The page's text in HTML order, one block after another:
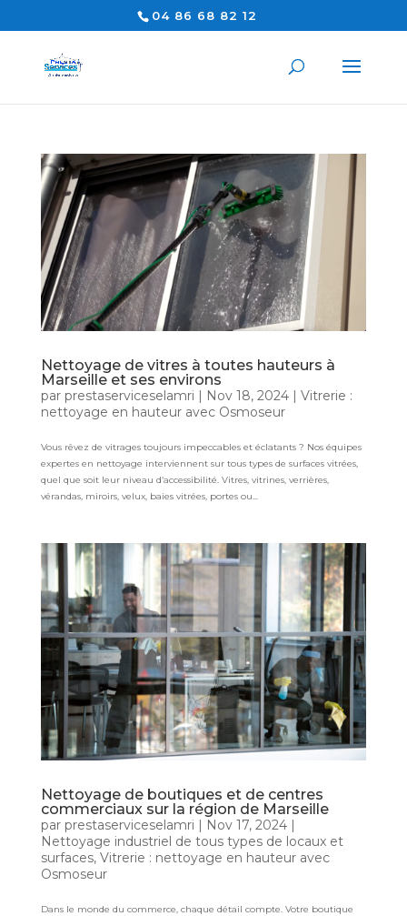
04 86 68 82 12
Nettoyage de vitres à toutes hauteurs à
Marseille et ses environs
par prestaserviceselamri | Nov 18, 2024| Vitrerie :
nettoyage en hauteur avec Osmoseur
Vous rêvez de vitrages toujours impeccables et éclatants ? Nos équipes
expertes en nettoyage interviennent sur tous types de surfaces vitrées,
quel que soit leur niveau d’accessibilité. Vitres, vitrines, verrières,
vérandas, miroirs, velux, baies vitrées, portes ou...
Nettoyage de boutiques et de centres
commerciaux sur la région de Marseille
par prestaserviceselamri | Nov 17, 2024|
Nettoyage industriel de tous types de locaux et
surfaces, Vitrerie : nettoyage en hauteur avec
Osmoseur
Dans le monde du commerce, chaque détail compte. Votre boutique